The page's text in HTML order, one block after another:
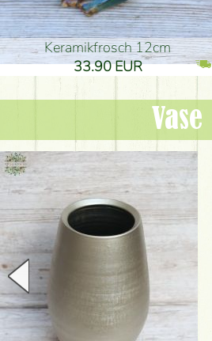
Keramikfrosch 12cm
33.90 EUR
Vase